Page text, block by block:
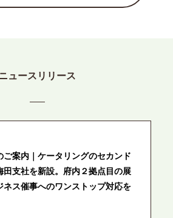
ュースリリース
ご案内｜ケータリングのセカンド
田支社を新設。府内２拠点目の展
ネス催事へのワンストップ対応を